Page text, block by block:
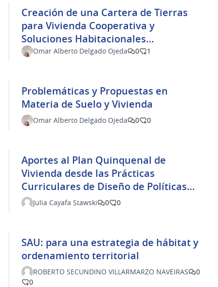
Creación de una Cartera de Tierras
para Vivienda Cooperativa y
Soluciones Habitacionales
Individuales
Omar Alberto Delgado Ojeda 0 1
Problemáticas y Propuestas en
Materia de Suelo y Vivienda
Omar Alberto Delgado Ojeda 0 0
Aportes al Plan Quinquenal de
Vivienda desde las Prácticas
Curriculares de Diseño de Políticas
Públicas del Área Gestión – EUCD,
Julia Cayafa Stawski 0 0
SAU: para una estrategia de hábitat y
ordenamiento territorial
ROBERTO SECUNDINO VILLARMARZO NAVEIRAS
0
0